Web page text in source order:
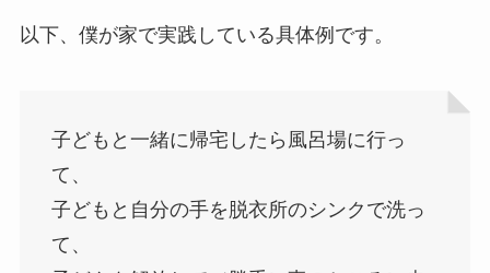
以下、僕が家で実践している具体例です。
子どもと一緒に帰宅したら風呂場に行っ
て、
子どもと自分の手を脱衣所のシンクで洗っ
て、